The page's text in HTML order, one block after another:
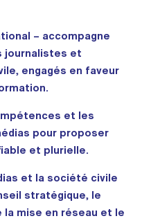
– accompagne
journalistes et
engagés en faveur
et les
pour proposer
et plurielle.
et la société civile
stratégique, le
la mise en réseau et le